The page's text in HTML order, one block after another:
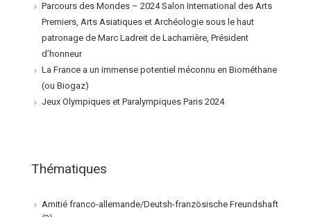
Parcours des Mondes – 2024 Salon International des Arts
Premiers, Arts Asiatiques et Archéologie sous le haut
patronage de Marc Ladreit de Lacharrière, Président
d’honneur
La France a un immense potentiel méconnu en Biométhane
(ou Biogaz)
Jeux Olympiques et Paralympiques Paris 2024
Thématiques
Amitié franco-allemande/Deutsh-französische Freundshaft